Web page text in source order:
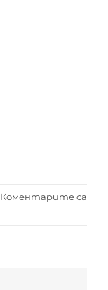
Коментарите са